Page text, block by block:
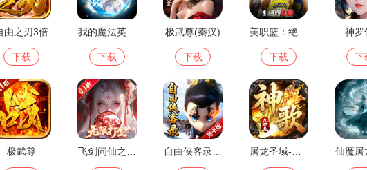
由之刃3倍
下载 下载
极武尊(秦汉)
下载 下载
神罗
下
极武尊